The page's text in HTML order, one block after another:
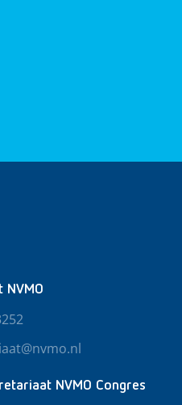
NVMO
NVMO Congres